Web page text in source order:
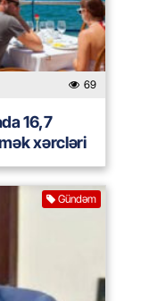
69
16,7
xərcləri
Gündəm